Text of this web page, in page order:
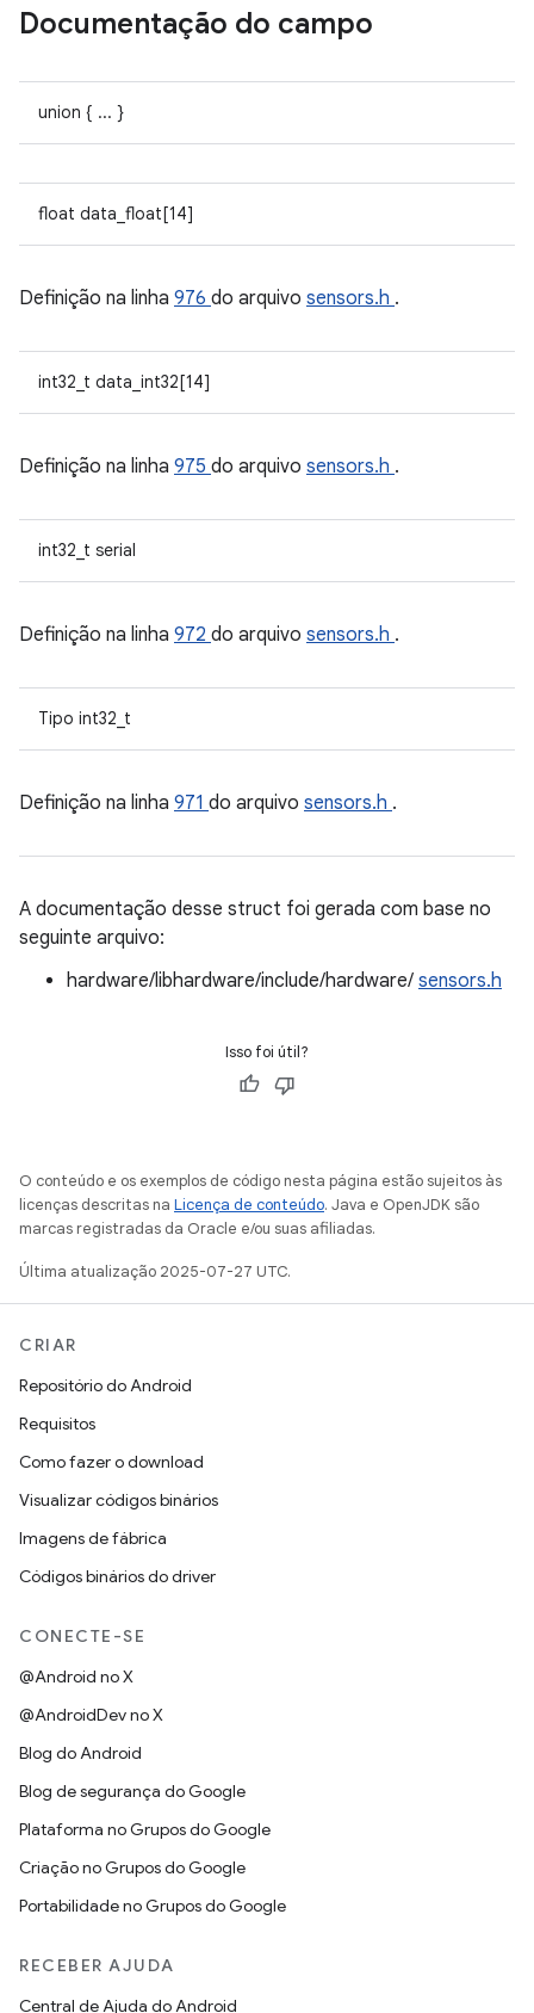
Documentação do campo
union { ... }
float data_float[14]
Definição na linha 976 do arquivo sensors.h .
int32_t data_int32[14]
Definição na linha 975 do arquivo sensors.h .
int32_t serial
Definição na linha 972 do arquivo sensors.h .
Tipo int32_t
Definição na linha 971 do arquivo sensors.h .
A documentação desse struct foi gerada com base no
seguinte arquivo:
hardware/libhardware/include/hardware/ sensors.h
Isso foi útil?
O conteúdo e os exemplos de código nesta página estão sujeitos às
licenças descritas na Licença de conteúdo. Java e OpenJDK são
marcas registradas da Oracle e/ou suas afiliadas.
Última atualização 2025-07-27 UTC.
CRIAR
Repositório do Android
Requisitos
Como fazer o download
Visualizar códigos binários
Imagens de fábrica
Códigos binários do driver
CONECTE-SE
@Android no X
@AndroidDev no X
Blog do Android
Blog de segurança do Google
Plataforma no Grupos do Google
Criação no Grupos do Google
Portabilidade no Grupos do Google
RECEBER AJUDA
Central de Ajuda do Android